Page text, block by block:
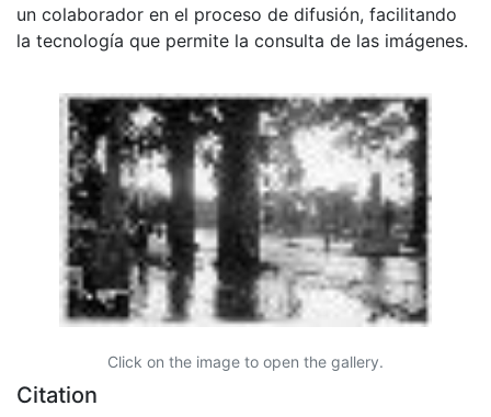
un colaborador en el proceso de difusión, facilitando
la tecnología que permite la consulta de las imágenes.
Click on the image to open the gallery.
Citation